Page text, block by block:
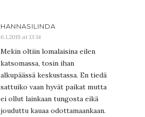
HANNASILINDA
6.1.2019 at 13:14
Mekin oltiin lomalaisina eilen
katsomassa, tosin ihan
alkupäässä keskustassa. En tiedä
sattuiko vaan hyvät paikat mutta
ei ollut lainkaan tungosta eikä
jouduttu kauaa odottamaankaan.